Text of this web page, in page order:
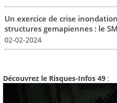
Un exercice de crise
structures gemapiennes : le
02-02-2024
Découvrez le Risques-Infos 49 :